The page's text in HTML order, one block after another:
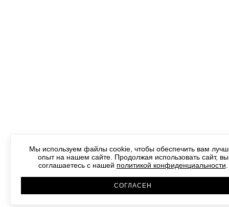
Мы используем файлы cookie, чтобы обеспечить вам
опыт на нашем сайте. Продолжая использовать сайт, вы
соглашаетесь с нашей политикой конфиденциальности
СОГЛАСЕН